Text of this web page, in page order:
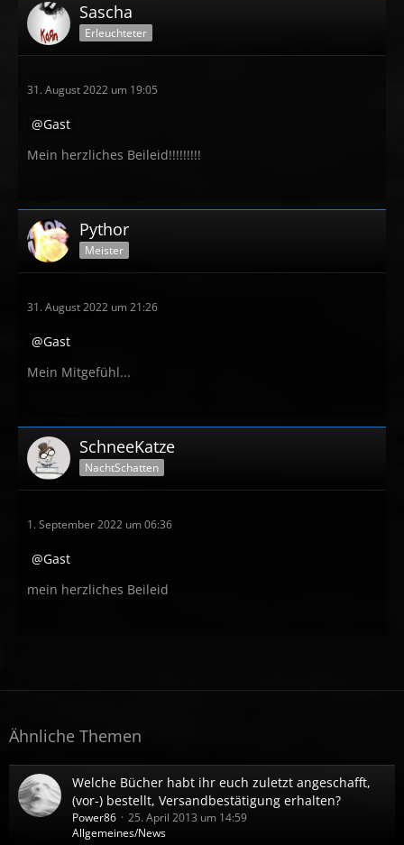
Sascha
Erleuchteter
31. August 2022 um 19:05
Gast
Mein herzliches Beileid!!!!!!!!!
Pythor
Meister
31. August 2022 um 21:26
Gast
Mein Mitgefühl...
SchneeKatze
NachtSchatten
1. September 2022 um 06:36
Gast
mein herzliches Beileid
Ähnliche Themen
Welche Bücher habt ihr euch zuletzt angeschafft,
(vor-) bestellt, Versandbestätigung erhalten?
Power86
25. April 2013 um 14:59
Allgemeines/News